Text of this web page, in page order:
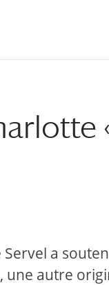
a
une autre